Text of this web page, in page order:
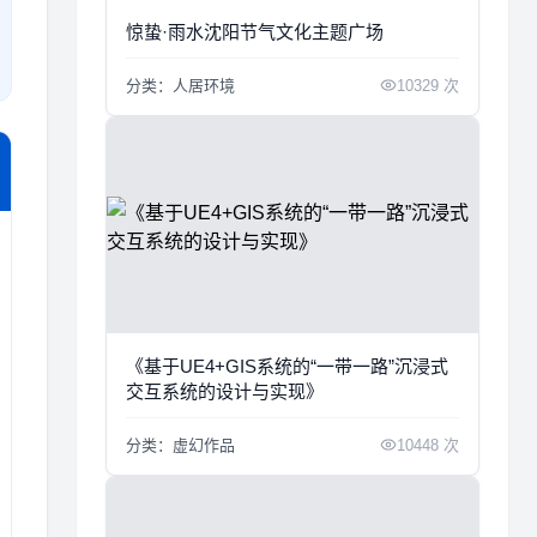
惊蛰·雨水沈阳节气文化主题广场
分类：人居环境 10329 次
《基于UE4+GIS系统的“一带一路”沉浸式
交互系统的设计与实现》
分类：虚幻作品 10448 次